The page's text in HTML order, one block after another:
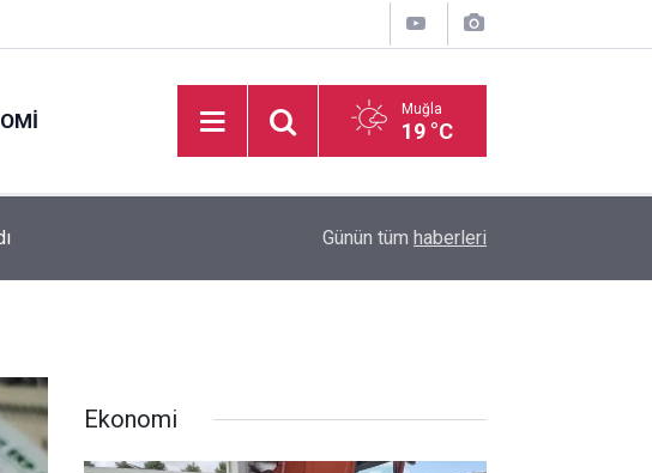
Muğla
19 °C
İşitme Engelliler Genç Kız Futsal Milli Takımı,
Günün tüm haberleri
Ekonomi